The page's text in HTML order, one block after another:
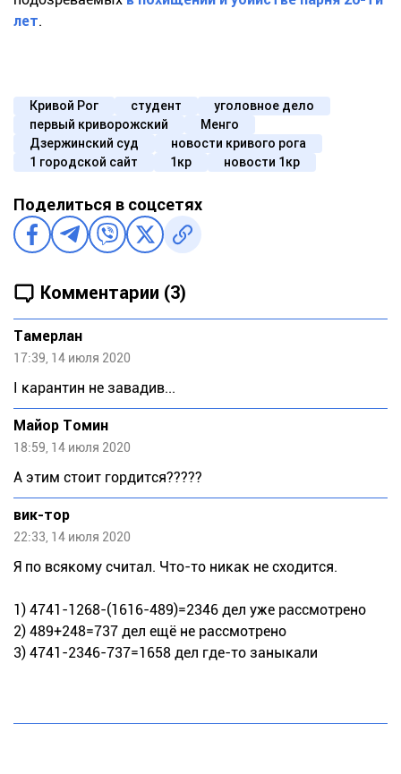
лет.
Кривой Рог студент
уголовное дело
первый криворожский
Менго
Дзержинский суд
новости кривого рога
1 городской сайт
1кр новости 1кр
Поделиться в соцсетях
Комментарии (3)
Тaмeрлан
17:39, 14 июля 2020
І карантин не завадив...
Майор Томин
18:59, 14 июля 2020
А этим стоит гордится?????
вик-тор
22:33, 14 июля 2020
Я по всякому считал. Что-то никак не сходится.
1) 4741-1268-(1616-489)=2346 дел уже рассмотрено
2) 489+248=737 дел ещё не рассмотрено
3) 4741-2346-737=1658 дел где-то заныкали